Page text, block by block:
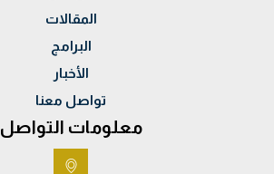
المقالات
البرامج
الأخبار
تواصل معنا
معلومات التواصل